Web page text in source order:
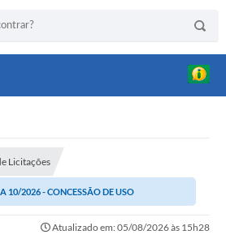
Licitações
10/2026 - CONCESSÃO DE USO
Atualizado em: 05/08/2026 às 15h28